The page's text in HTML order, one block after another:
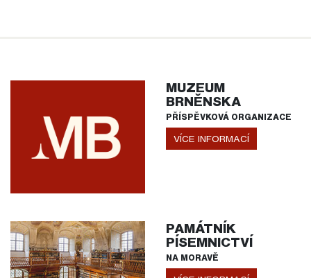
MUZEUM
BRNĚNSKA
PŘÍSPĚVKOVÁ ORGANIZACE
VÍCE INFORMACÍ
PAMÁTNÍK
PÍSEMNICTVÍ
NA MORAVĚ